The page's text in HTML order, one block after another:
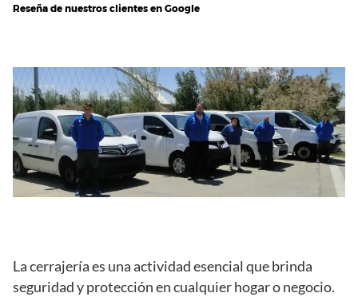
Reseña de nuestros clientes en Google
La cerrajería es una actividad esencial que brinda
seguridad y protección en cualquier hogar o negocio.